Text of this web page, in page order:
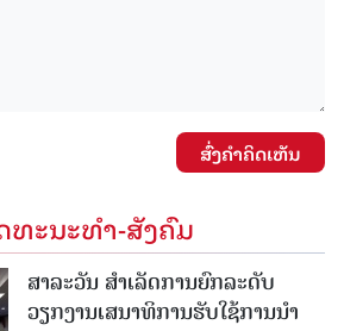
ສົ່ງຄໍາຄິດເຫັນ
ທະນະທຳ-ສັງຄົມ
ສາລະວັນ ສໍາເລັດການຍົກລະດັບ
ວຽກງານເສນາທິການຮັບໃຊ້ການນໍາ